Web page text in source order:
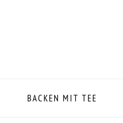
BACKEN MIT TEE